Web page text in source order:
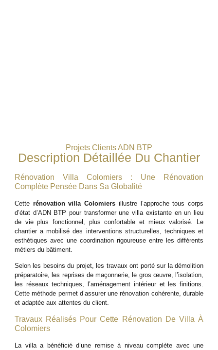
Projets Clients ADN BTP
Description Détaillée Du Chantier
Rénovation Villa Colomiers : Une Rénovation
Complète Pensée Dans Sa Globalité
Cette rénovation villa Colomiers illustre l’approche tous corps
d’état d’ADN BTP pour transformer une villa existante en un lieu
de vie plus fonctionnel, plus confortable et mieux valorisé. Le
chantier a mobilisé des interventions structurelles, techniques et
esthétiques avec une coordination rigoureuse entre les différents
métiers du bâtiment.
Selon les besoins du projet, les travaux ont porté sur la démolition
préparatoire, les reprises de maçonnerie, le gros œuvre, l’isolation,
les réseaux techniques, l’aménagement intérieur et les finitions.
Cette méthode permet d’assurer une rénovation cohérente, durable
et adaptée aux attentes du client.
Travaux Réalisés Pour Cette Rénovation De Villa À
Colomiers
La villa a bénéficié d’une remise à niveau complète avec une